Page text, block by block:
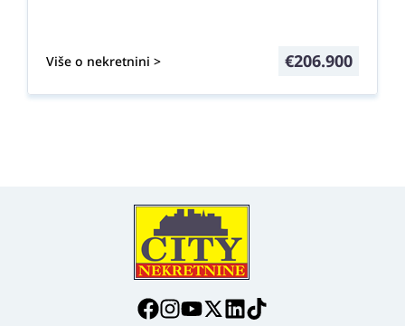
Više o nekretnini > €206.900